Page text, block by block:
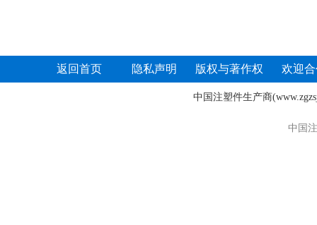
返回首页 隐私声明 版权与著作权 欢迎
中国注塑件生产商
中国